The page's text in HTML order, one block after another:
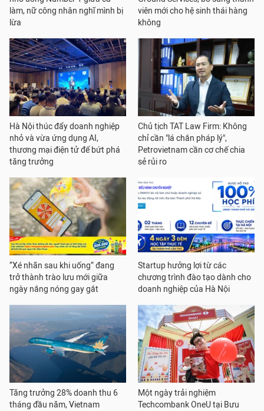
làm, nữ công nhân nghĩ mình bị
lừa
viên mới cho hệ sinh thái hàng
không
Hà Nội thúc đẩy doanh nghiệp
nhỏ và vừa ứng dụng AI,
thương mại điện tử để bứt phá
tăng trưởng
Chủ tịch TAT Law Firm: Không
chỉ cần "lá chắn pháp lý",
Petrovietnam cần cơ chế chia
sẻ rủi ro
“Xé nhãn sau khi uống” đang
trở thành trào lưu mới giữa
ngày nắng nóng gay gắt
Startup hưởng lợi từ các
chương trình đào tạo dành cho
doanh nghiệp của Hà Nội
Tăng trưởng 28% doanh thu 6
tháng đầu năm, Vietnam
Một ngày trải nghiệm
Techcombank OneU tại Bưu